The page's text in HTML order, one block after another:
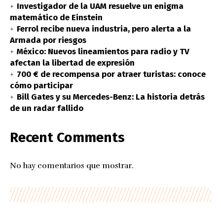
Investigador de la UAM resuelve un enigma
matemático de Einstein
Ferrol recibe nueva industria, pero alerta a la
Armada por riesgos
México: Nuevos lineamientos para radio y TV
afectan la libertad de expresión
700 € de recompensa por atraer turistas: conoce
cómo participar
Bill Gates y su Mercedes-Benz: La historia detrás
de un radar fallido
Recent Comments
No hay comentarios que mostrar.